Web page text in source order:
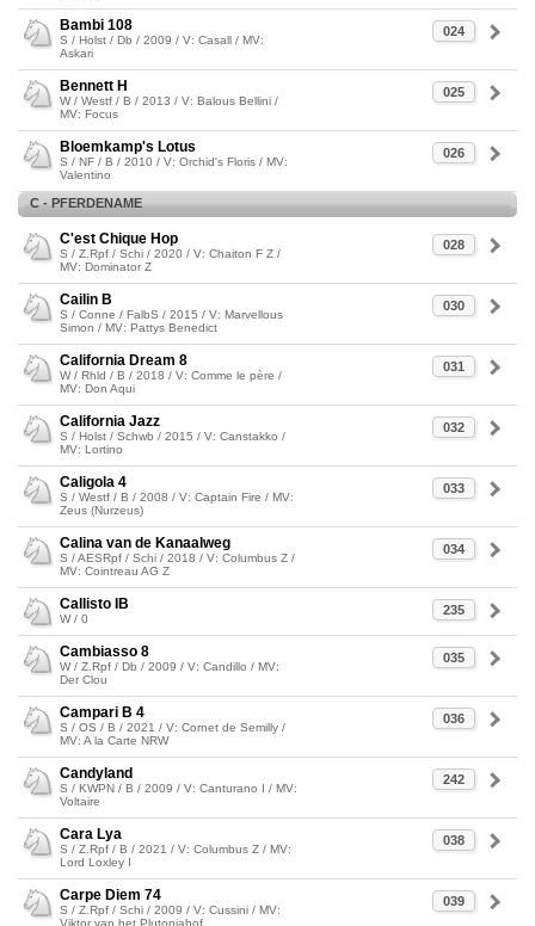
024
Bambi 108
S / Holst / Db / 2009 / V: Casall / MV:
Askari
025
Bennett H
W / Westf / B / 2013 / V: Balous Bellini /
MV: Focus
026
Bloemkamp's Lotus
S / NF / B / 2010 / V: Orchid's Floris / MV:
Valentino
C - PFERDENAME
028
C'est Chique Hop
S / Z.Rpf / Schi / 2020 / V: Chaiton F Z /
MV: Dominator Z
030
Cailin B
S / Conne / FalbS / 2015 / V: Marvellous
Simon / MV: Pattys Benedict
031
California Dream 8
W / Rhld / B / 2018 / V: Comme le père /
MV: Don Aqui
032
California Jazz
S / Holst / Schwb / 2015 / V: Canstakko /
MV: Lortino
033
Caligola 4
S / Westf / B / 2008 / V: Captain Fire / MV:
Zeus (Nurzeus)
034
Calina van de Kanaalweg
S / AESRpf / Schi / 2018 / V: Columbus Z /
MV: Cointreau AG Z
235
Callisto IB
W / 0
035
Cambiasso 8
W / Z.Rpf / Db / 2009 / V: Candillo / MV:
Der Clou
036
Campari B 4
S / OS / B / 2021 / V: Cornet de Semilly /
MV: A la Carte NRW
242
Candyland
S / KWPN / B / 2009 / V: Canturano I / MV:
Voltaire
038
Cara Lya
S / Z.Rpf / B / 2021 / V: Columbus Z / MV:
Lord Loxley I
039
Carpe Diem 74
S / Z.Rpf / Schi / 2009 / V: Cussini / MV:
Viktor van het Plutoniahof